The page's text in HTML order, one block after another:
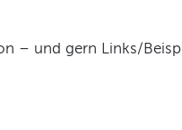
– und gern Links/